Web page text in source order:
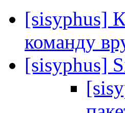
[sisyphus]
команду
[sisyphus]